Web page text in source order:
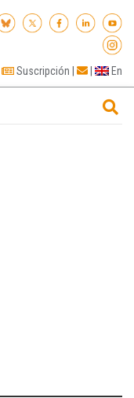
Suscripción | | En